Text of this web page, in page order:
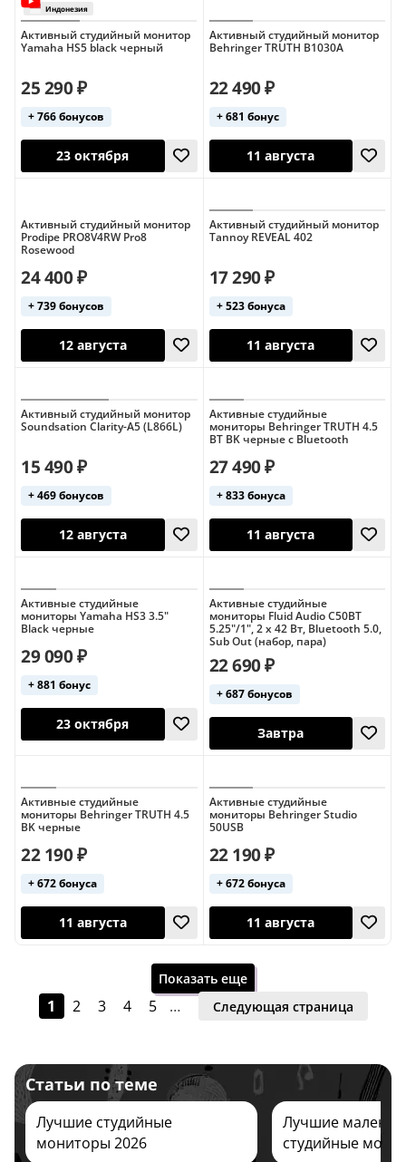
23 октября
12 августа
Активный студийный монитор
Yamaha HS5 black черный
25 290 ₽
+ 766 бонусов
23 октября
Активный студийный монитор
Behringer TRUTH B1030A
22 490 ₽
+ 681 бонус
Активный студийный монитор
Prodipe PRO8V4RW Pro8
Rosewood
24 400 ₽
+ 739 бонусов
12 августа
Активный студийный монитор
Tannoy REVEAL 402
17 290 ₽
+ 523 бонуса
11 августа
Активный студийный монитор
Soundsation Clarity-A5 (L866L)
15 490 ₽
+ 469 бонусов
Активные студийные
мониторы Behringer TRUTH 4.5
BT BK черные с Bluetooth
27 490 ₽
+ 833 бонуса
Активные студийные
мониторы Yamaha HS3 3.5"
Black черные
29 090 ₽
+ 881 бонус
Активные студийные
мониторы Fluid Audio C50BT
5.25"/1", 2 x 42 Вт, Bluetooth 5.0,
Sub Out (набор, пара)
22 690 ₽
+ 687 бонусов
Завтра
Активные студийные
мониторы Behringer TRUTH 4.5
BK черные
22 190 ₽
+ 672 бонуса
Активные студийные
мониторы Behringer Studio
50USB
22 190 ₽
+ 672 бонуса
Показать еще
1 2 3 4 5 … Следующая страница
Статьи по теме
Лучшие студийные
мониторы 2026
Лучшие
студийные